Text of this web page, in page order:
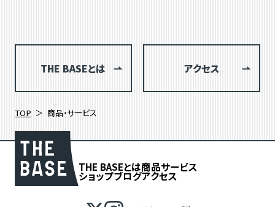
THE BASEとは アクセス
TOP 商品・サービス
THE BASEとは商品サービス
ショップブログアクセス